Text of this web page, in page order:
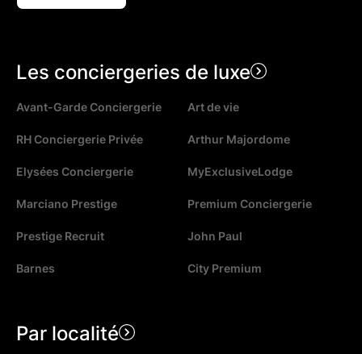
Les conciergeries de luxe
Avant-Garde Conciergerie Art de vie
RH Conciergerie Privée Arthur Majordome
Elysées Conciergerie MyExclusiveLodge
Marciano Prestige Premium Conciergerie
Prestige Recruit John Paul
Barnes City Premium
Par localité